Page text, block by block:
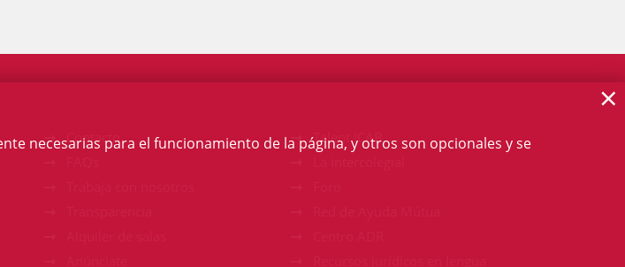
Contacto
Talent ICAB
necesarias para el funcionamiento de la página, y otros son opcionales y se
×